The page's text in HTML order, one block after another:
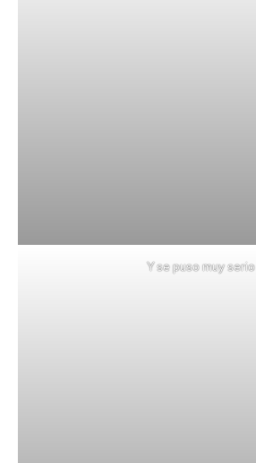
Y se puso muy serio